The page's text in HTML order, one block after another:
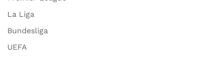
La Liga
Bundesliga
UEFA